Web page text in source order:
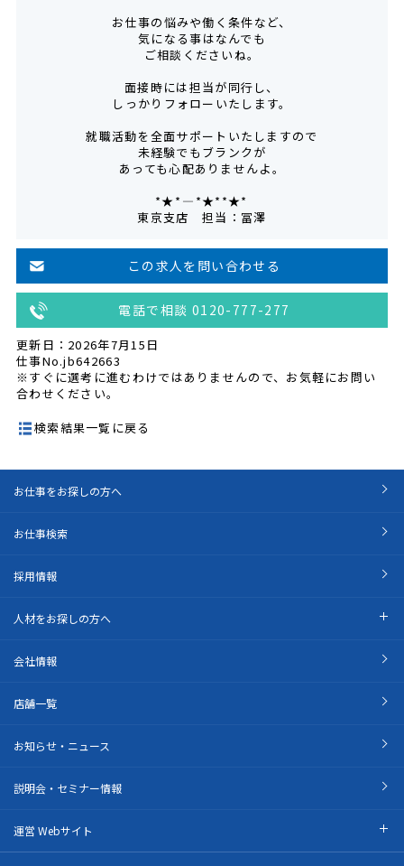
お仕事の悩みや働く条件など、
気になる事はなんでも
ご相談くださいね。
面接時には担当が同行し、
しっかりフォローいたします。
就職活動を全面サポートいたしますので
未経験でもブランクが
あっても心配ありませんよ。
*★*――――*★**★*―――
東京支店 担当：冨澤
この求人を問い合わせる
電話で相談 0120-777-277
更新日：2026年7月15日
仕事No.jb642663
※すぐに選考に進むわけではありませんので、お気軽にお問い
合わせください。
検索結果一覧に戻る
お仕事をお探しの方へ
お仕事検索
採用情報
人材をお探しの方へ
会社情報
店舗一覧
お知らせ・ニュース
説明会・セミナー情報
運営 Webサイト